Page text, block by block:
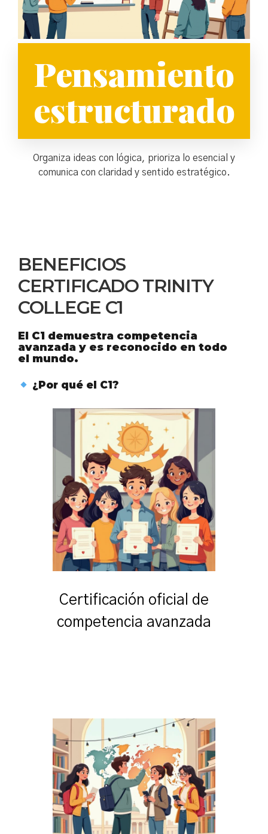
Pensamiento
estructurado
Organiza ideas con lógica, prioriza lo esencial y
comunica con claridad y sentido estratégico.
BENEFICIOS
CERTIFICADO TRINITY
COLLEGE C1
El C1 demuestra competencia
avanzada y es reconocido en todo
el mundo.
¿Por qué el C1?
Certificación oficial de
competencia avanzada